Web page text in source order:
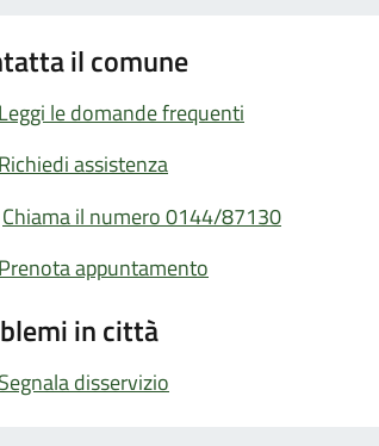
il comune
Leggi le domande frequenti
Richiedi assistenza
Chiama il numero 0144/87130
Prenota appuntamento
in città
Segnala disservizio